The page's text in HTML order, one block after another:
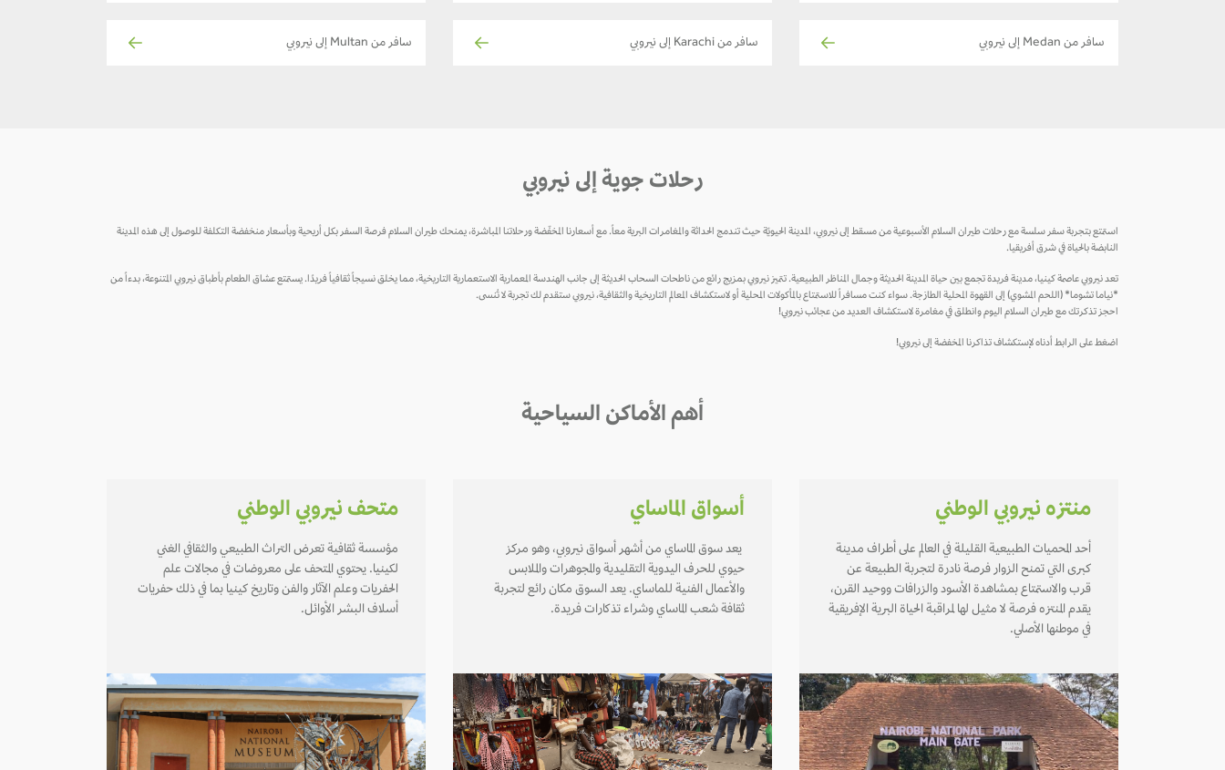
سافر من Medan إلى نيروبي سافر من Karachi إلى نيروبي سافر من Multan إلى نيروبي
رحلات جوية إلى نيروبي
استمتع بتجربة سفر سلسة مع رحلات طيران السلام الأسبوعية من مسقط إلى نيروبي، المدينة الحيويّة حيث تندمج الحداثة والمغامرات البرية معاً. مع أسعارنا المخفّضة ورحلاتنا المباشرة، يمنحك طيران السلام فرصة السفر بكل أريحية وبأسعار منخفضة التكلفة للوصول إلى هذه المدينة
النابضة بالحياة في شرق أفريقيا.
تعد نيروبي عاصمة كينيا، مدينة فريدة تجمع بين حياة المدينة الحديثة وجمال المناظر الطبيعية. تتميز نيروبي بمزيج رائع من ناطحات السحاب الحديثة إلى جانب الهندسة المعمارية الاستعمارية التاريخية، مما يخلق نسيجاً ثقافياً فريدًا. يستمتع عشاق الطعام بأطباق نيروبي المتنوعة، بدءاً من
*نياما تشوما* (اللحم المشوي) إلى القهوة المحلية الطازجة. سواء كنت مسافراً للاستمتاع بالمأكولات المحلية أو لاستكشاف المعالم التاريخية والثقافية، نيروبي ستقدم لك تجربة لا تُنسى.
احجز تذكرتك مع طيران السلام اليوم وانطلق في مغامرة لاستكشاف العديد من عجائب نيروبي!
اضغط على الرابط أدناه لإستكشاف تذاكرنا المخفضة إلى نيروبي!
أهم الأماكن السياحية
منتزه نيروبي الوطني
أحد المحميات الطبيعية القليلة في العالم على أطراف مدينة
كبرى التي تمنح الزوار فرصة نادرة لتجربة الطبيعة عن
قرب والاستمتاع بمشاهدة الأسود والزرافات ووحيد القرن،
يقدم المنتزه فرصة لا مثيل لها لمراقبة الحياة البرية الإفريقية
في موطنها الأصلي.
أسواق الماساي
يعد سوق الماساي من أشهر أسواق نيروبي، وهو مركز
حيوي للحرف اليدوية التقليدية والمجوهرات والملابس
والأعمال الفنية للماساي. يعد السوق مكان رائع لتجربة
ثقافة شعب الماساي وشراء تذكارات فريدة.
متحف نيروبي الوطني
مؤسسة ثقافية تعرض التراث الطبيعي والثقافي الغني
لكينيا. يحتوي المتحف على معروضات في مجالات علم
الحفريات وعلم الآثار والفن وتاريخ كينيا بما في ذلك حفريات
أسلاف البشر الأوائل.